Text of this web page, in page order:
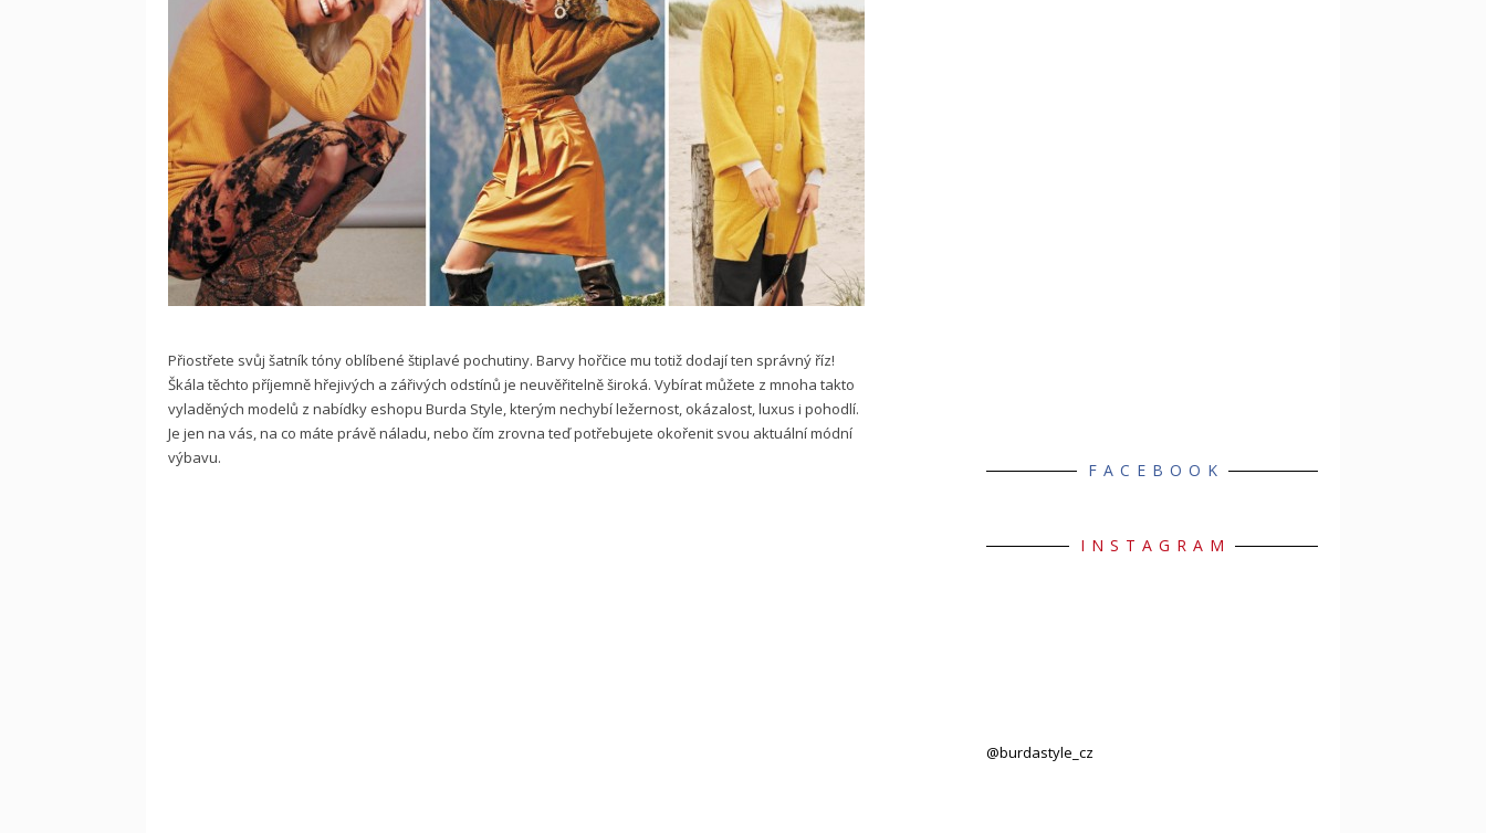
Přiostřete svůj šatník tóny oblíbené štiplavé pochutiny. Barvy hořčice mu totiž dodají ten správný říz!
Škála těchto příjemně hřejivých a zářivých odstínů je neuvěřitelně široká. Vybírat můžete z mnoha takto
vyladěných modelů z nabídky eshopu Burda Style, kterým nechybí ležernost, okázalost, luxus i pohodlí.
Je jen na vás, na co máte právě náladu, nebo čím zrovna teď potřebujete okořenit svou aktuální módní
výbavu.
FACEBOOK
INSTAGRAM
@burdastyle_cz